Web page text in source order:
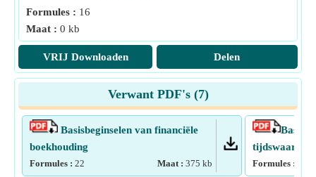
Formules : 16
Maat : 0 kb
VRIJ Downloaden Delen
Verwant PDF's (7)
Basisbeginselen van financiële
boekhouding
Formules : 22 Maat : 375 kb
tijdswaarde
Formules :